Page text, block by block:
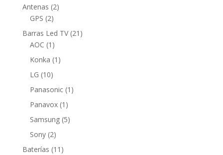
Antenas 22
GPS 22
productos
Barras Led TV 21 21
AOC 1 1
producto
Konka 1 1
LG 1010
productos
Panasonic 1 1
Panavox 1 1
producto
Samsung 55
Sony 22
productos
Baterías 11 11